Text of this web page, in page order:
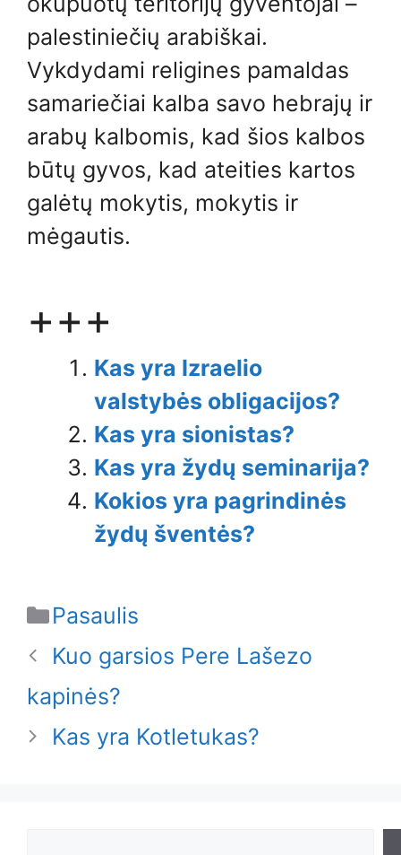
palestiniečių arabiškai.
Vykdydami religines pamaldas
samariečiai kalba savo hebrajų ir
arabų kalbomis, kad šios kalbos
būtų gyvos, kad ateities kartos
galėtų mokytis, mokytis ir
mėgautis.
+++
Kas yra Izraelio
valstybės obligacijos?
Kas yra sionistas?
Kas yra žydų seminarija?
Kokios yra pagrindinės
žydų šventės?
Categories
Pasaulis
Kuo garsios Pere Lašezo
kapinės?
Kas yra Kotletukas?